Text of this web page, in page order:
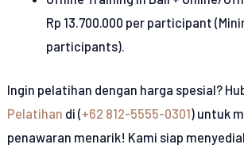
Rp 13.700.000 per participant
participants).
Ingin pelatihan dengan harga spesial?
Pelatihan di (+62 812-5555-0301) untuk
penawaran menarik! Kami siap